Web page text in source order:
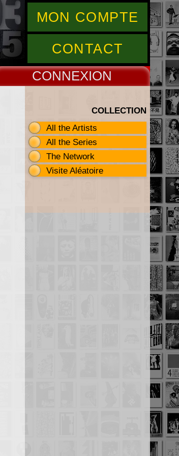
MON COMPTE
CONTACT
CONNEX
COLLECTION
All the Artists
All the Series
The Network
Visite Aléatoire